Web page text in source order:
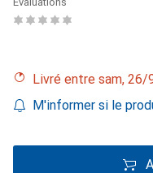
Livré entre sam,
M'informer si le